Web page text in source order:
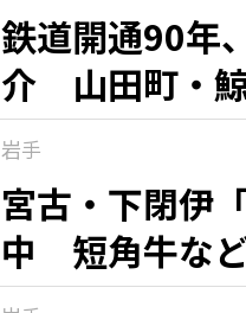
鉄道開通90年
介 山田町・
岩手
宮古・下閉伊
中 短角牛な